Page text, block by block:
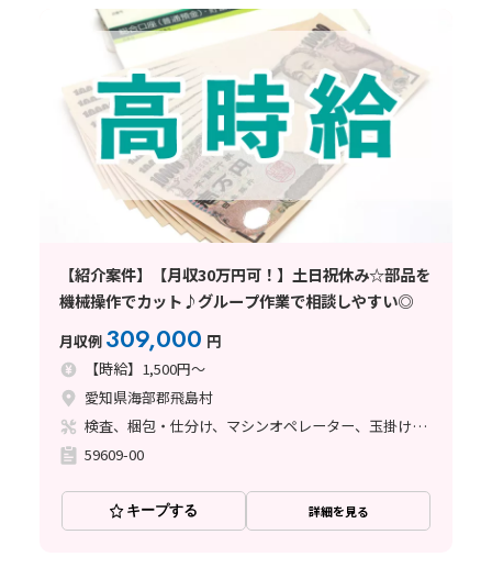
【紹介案件】【月収30万円可！】土日祝休み☆部品を
機械操作でカット♪グループ作業で相談しやすい◎
月収例 309,000 円
【時給】1,500円～
愛知県海部郡飛島村
検査、梱包・仕分け、マシンオペレーター、玉掛け・クレーン
59609-00
キープする 詳細を見る